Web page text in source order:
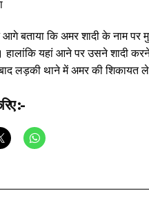
बताया कि अमर शादी के नाम पर
हालांकि यहां आने पर उसने शादी
लड़की थाने में अमर की शिकायत
:-